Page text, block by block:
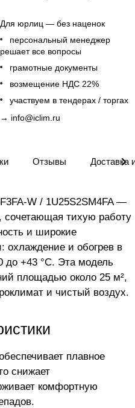
Для юрлиц — без наценок
персональный менеджер
решает все вопросы
грамотные документы
возмещение НДС 22%
участвуем в тендерах / торгах
→ info@iclim.ru
Отзывы Доставка
W / 1U25S2SM4FA —
сочетающая тихую работу
и широкие
охлаждение и обогрев в
до +43 °C. Эта модель
площадью около 25 м²,
и чистый воздух.
плавное
снижает
комфортную